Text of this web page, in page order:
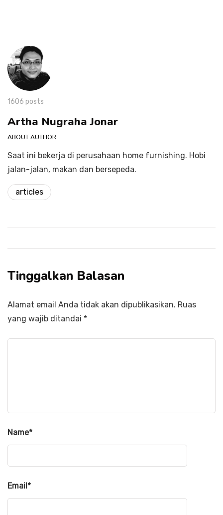
1606 posts
Artha Nugraha Jonar
ABOUT AUTHOR
Saat ini bekerja di perusahaan home furnishing. Hobi
jalan-jalan, makan dan bersepeda.
articles
Tinggalkan Balasan
Alamat email Anda tidak akan dipublikasikan. Ruas
yang wajib ditandai *
Name*
Email*